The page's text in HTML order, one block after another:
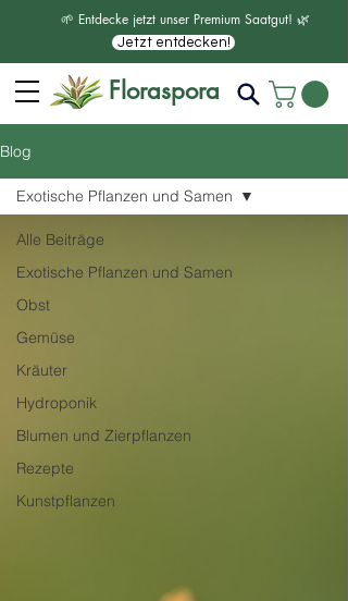
🌱 Entdecke jetzt unser Premium Saatgut! 🌿
Jetzt entdecken!
Floraspora
Blog
Alle Beiträge
Exotische Pflanzen und Samen
Obst
Gemüse
Kräuter
Hydroponik
Blumen und Zierpflanzen
Rezepte
Kunstpflanzen
Exotische Pflanzen und Samen